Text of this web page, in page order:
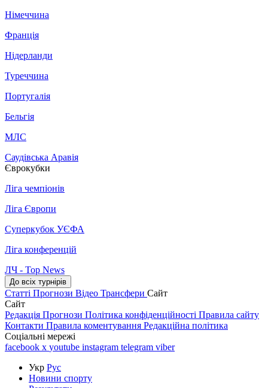
Німеччина
Франція
Нідерланди
Туреччина
Португалія
Бельгія
МЛС
Саудівська Аравія
Єврокубки
Ліга чемпіонів
Ліга Європи
Суперкубок УЄФА
Ліга конференцій
ЛЧ - Top News
До всіх турнірів
Статті Прогнози Відео Трансфери Сайт
Сайт
Редакція Прогнози Політика конфіденційності Правила сайту
Контакти Правила коментування Редакційна політика
Соціальні мережі
facebook x youtube instagram telegram viber
Укр Рус
Новини спорту